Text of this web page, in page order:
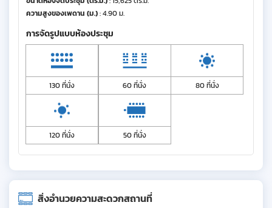
ความสูงของเพดาน (ม.): 4.90 ม.
การจัดรูปแบบห้องประชุม
130 ที่นั่ง 60 ที่นั่ง 80 ที่นั่ง
120 ที่นั่ง 50 ที่นั่ง
สิ่งอำนวยความสะดวกสถานที่